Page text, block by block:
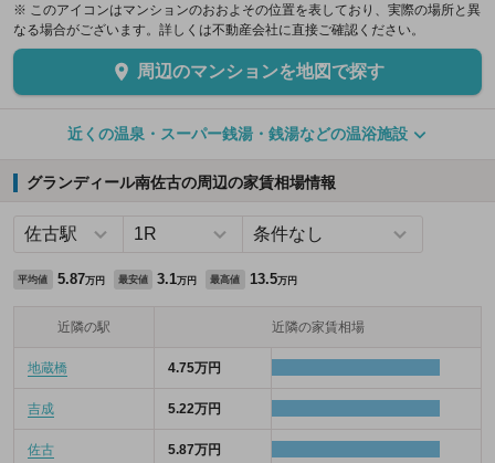
※ このアイコンはマンションのおおよその位置を表しており、実際の場所と異
なる場合がございます。詳しくは不動産会社に直接ご確認ください。
周辺のマンションを地図で探す
近くの温泉・スーパー銭湯・銭湯などの温浴施設
グランディール南佐古の周辺の家賃相場情報
平均値 5.87万円 最安値 3.1万円 最高値 13.5万円
近隣の駅 近隣の家賃相場
地蔵橋 4.75万円
吉成 5.22万円
佐古 5.87万円